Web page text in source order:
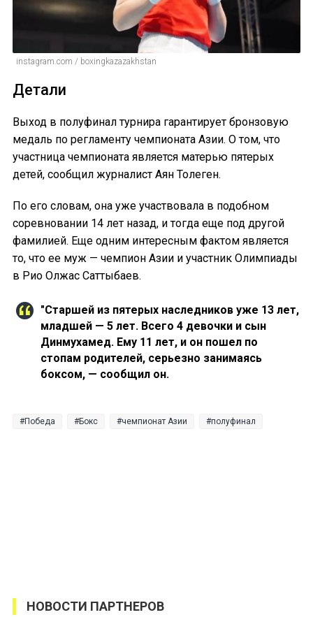
instagram.com / boxingkazazakhstan
Детали
Выход в полуфинал турнира гарантирует бронзовую
медаль по регламенту чемпионата Азии. О том, что
участница чемпионата является матерью пятерых
детей, сообщил журналист Аян Толеген.
По его словам, она уже участвовала в подобном
соревновании 14 лет назад, и тогда еще под другой
фамилией. Еще одним интересным фактом является
то, что ее муж — чемпион Азии и участник Олимпиады
в Рио Олжас Саттыбаев.
"Старшей из пятерых наследников уже 13 лет,
младшей — 5 лет. Всего 4 девочки и сын
Динмухамед. Ему 11 лет, и он пошел по
стопам родителей, серьезно занимаясь
боксом, — сообщил он.
Победа Бокс чемпионат Азии полуфинал
НОВОСТИ ПАРТНЕРОВ